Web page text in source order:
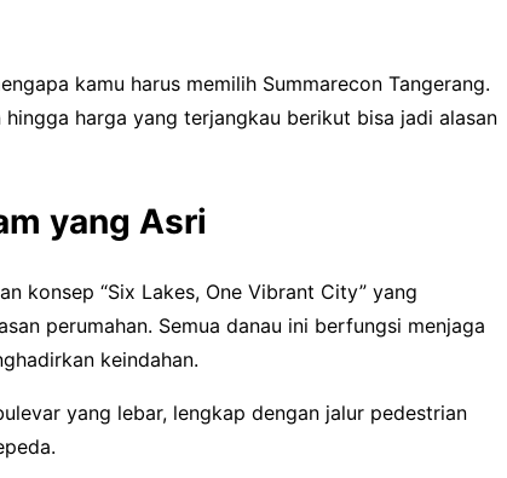
kamu harus memilih Summarecon Tangerang.
harga yang terjangkau berikut bisa jadi alasan
yang Asri
konsep “Six Lakes, One Vibrant City” yang
perumahan. Semua danau ini berfungsi menjaga
keindahan.
yang lebar, lengkap dengan jalur pedestrian